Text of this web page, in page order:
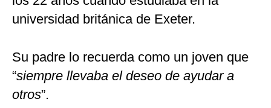
universidad británica de Exeter.
Su padre lo recuerda como un joven que
“siempre llevaba el deseo de ayudar a
otros”.